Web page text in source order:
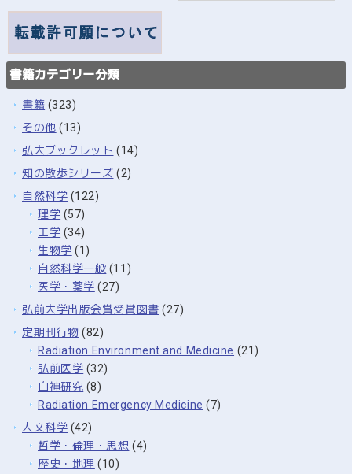
書籍カテゴリー分類
書籍 (323)
その他 (13)
弘大ブックレット (14)
知の散歩シリーズ (2)
自然科学 (122)
理学 (57)
工学 (34)
生物学 (1)
自然科学一般 (11)
医学・薬学 (27)
弘前大学出版会賞受賞図書 (27)
定期刊行物 (82)
Radiation Environment and Medicine (21)
弘前医学 (32)
白神研究 (8)
Radiation Emergency Medicine (7)
人文科学 (42)
哲学・倫理・思想 (4)
歴史・地理 (10)